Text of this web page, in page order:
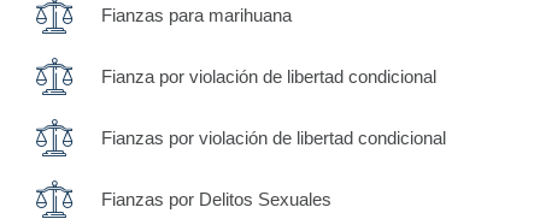
Fianzas para marihuana
Fianza por violación de libertad condicional
Fianzas por violación de libertad condicional
Fianzas por Delitos Sexuales